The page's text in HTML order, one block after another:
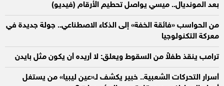
بعد المونديال.. ميسي يواصل تحطيم الأرقام (فيديو)
من الحواسب «فائقة الخفة» إلى الذكاء الاصطناعي.. جولة جديدة في
معركة التكنولوجيا
ترامب ينقذ طفلاً من السقوط ويعلق: لا أريده أن يكون مثل بايدن
أسرار التحركات الشعبية.. خبير يكشف لـ«عين ليبيا» من يستغل